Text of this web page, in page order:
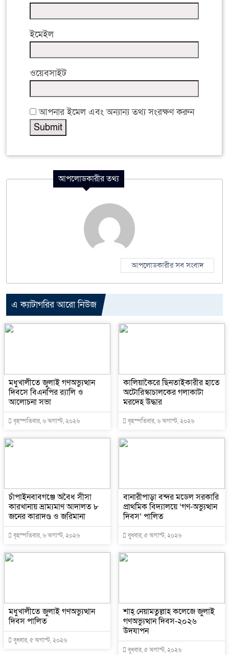
ইমেইল
ওয়েবসাইট
আপনার ইমেল এবং অন্যান্য তথ্য সংরক্ষণ করুন
আপলোডকারীর তথ্য
আপলোডকারীর সব সংবাদ
এ ক্যাটাগরির আরো নিউজ
মধুখালীতে জুলাই গণঅভ্যুত্থান
দিবসে বিএনপির র‍্যালি ও
আলোচনা সভা
বৃহস্পতিবার, ৬ অগাস্ট, ২০২৬
কালিয়াকৈরে ছিনতাইকারীর হাতে
অটোরিস্কাচালকের গলাকাটা
মরদেহ উদ্ধার
বৃহস্পতিবার, ৬ অগাস্ট, ২০২৬
চাঁপাইনবাবগঞ্জে অবৈধ সীসা
কারখানায় ভ্রাম্যমাণ আদালত ৮
জনের কারাদণ্ড ও জরিমানা
বৃহস্পতিবার, ৬ অগাস্ট, ২০২৬
বানারীপাড়া বন্দর মডেল সরকারি
প্রাথমিক বিদ্যালয়ে ‘গণ-অভ্যুত্থান
দিবস’ পালিত
বুধবার, ৫ অগাস্ট, ২০২৬
মধুখালীতে জুলাই গণঅভ্যুত্থান
দিবস পালিত
বুধবার, ৫ অগাস্ট, ২০২৬
শাহ্ নেয়ামতুল্লাহ কলেজে জুলাই
গণঅভ্যুত্থান দিবস-২০২৬
উদযাপন
বুধবার, ৫ অগাস্ট, ২০২৬